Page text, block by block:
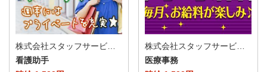
看護助手
医療事務